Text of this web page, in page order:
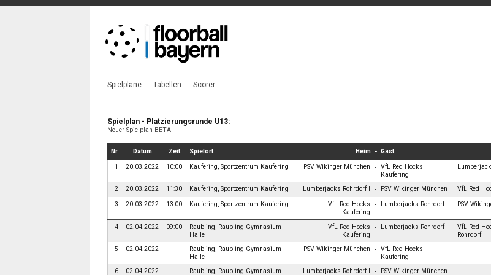
Spielpläne Tabellen Scorer
Spielplan - Platzierungsrunde U13:
Neuer Spielplan BETA
Nr. Datum Zeit Spielort Heim - Gast
1
20.03.2022 10:00 Kaufering, Sportzentrum Kaufering PSV Wikinger München - VfL Red Hocks
Kaufering
2
20.03.2022 11:30 Kaufering, Sportzentrum Kaufering Lumberjacks Rohrdorf I - PSV Wikinger München VfL Red
3
20.03.2022 13:00 Kaufering, Sportzentrum Kaufering
VfL Red Hocks
Kaufering
- Lumberjacks Rohrdorf I PSV
4 02.04.2022 09:00
Raubling, Raubling Gymnasium
Halle
VfL Red Hocks
Kaufering
- Lumberjacks Rohrdorf I
VfL Red
Rohrdorf I
5
02.04.2022
Raubling, Raubling Gymnasium
Halle
PSV Wikinger München - VfL Red Hocks
Kaufering
6
02.04.2022
Raubling, Raubling Gymnasium
Lumberjacks Rohrdorf I - PSV Wikinger München